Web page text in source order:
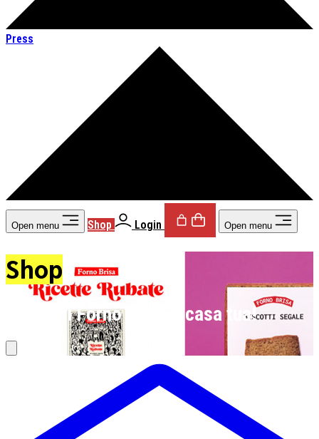
Press
Open menu Shop Login Open menu
Shop
Un po’ di Forno Brisa a casa tua!